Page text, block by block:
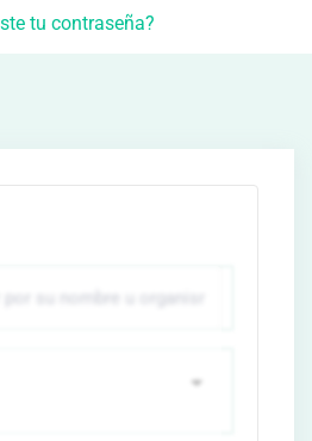
tu contraseña?